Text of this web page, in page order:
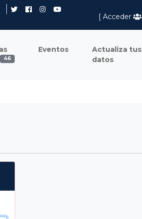
[ Acceder
46
Eventos
Actualiza tus
datos